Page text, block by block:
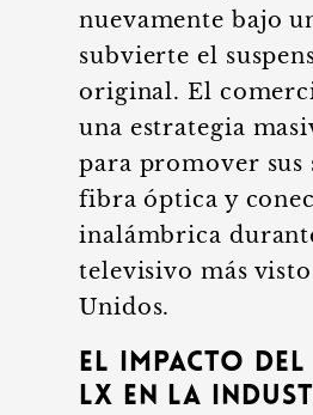
nuevamente bajo
subvierte el
original. El
una estrategia
para promover sus
fibra óptica y
inalámbrica
televisivo más visto
Unidos.
El impacto del
LX en la